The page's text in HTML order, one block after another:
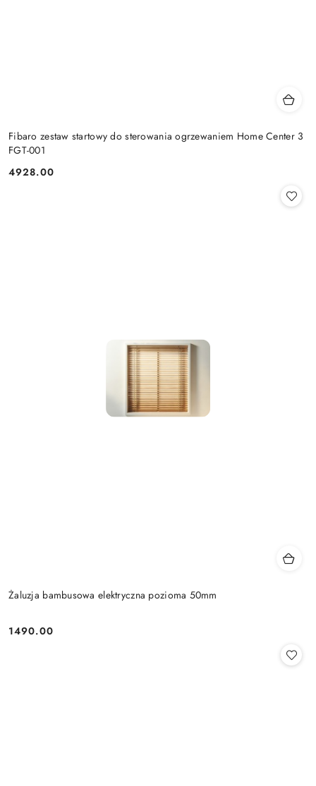
Fibaro zestaw startowy do sterowania ogrzewaniem Home Center 3
FGT-001
Cena:
4928.00
Żaluzja bambusowa elektryczna pozioma 50mm
Cena:
1490.00